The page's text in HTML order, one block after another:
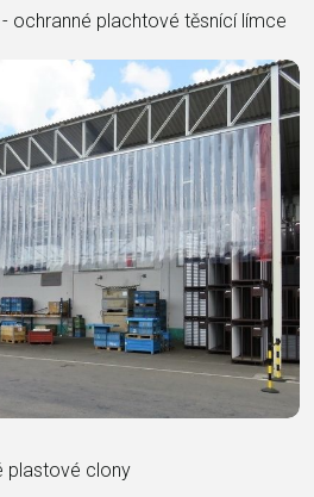
ochranné plachtové těsnící límce
plastové clony